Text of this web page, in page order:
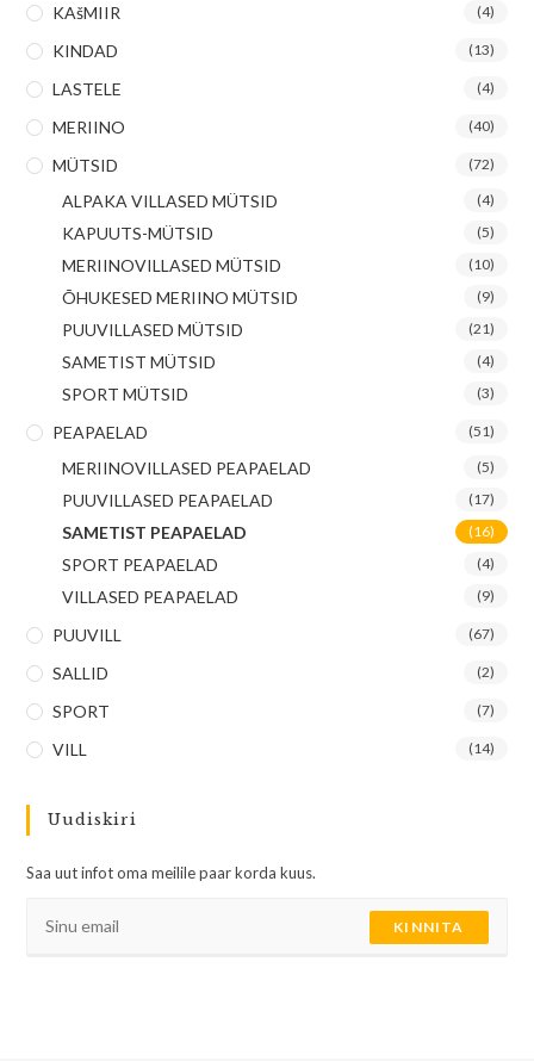
KAšMIIR (4)
KINDAD (13)
LASTELE (4)
MERIINO (40)
MÜTSID (72)
ALPAKA VILLASED MÜTSID (4)
KAPUUTS-MÜTSID (5)
MERIINOVILLASED MÜTSID (10)
ÕHUKESED MERIINO MÜTSID (9)
PUUVILLASED MÜTSID (21)
SAMETIST MÜTSID (4)
SPORT MÜTSID (3)
PEAPAELAD (51)
MERIINOVILLASED PEAPAELAD (5)
PUUVILLASED PEAPAELAD (17)
SAMETIST PEAPAELAD (16)
SPORT PEAPAELAD (4)
VILLASED PEAPAELAD (9)
PUUVILL (67)
SALLID (2)
SPORT (7)
VILL (14)
Uudiskiri
Saa uut infot oma meilile paar korda kuus.
KINNITA